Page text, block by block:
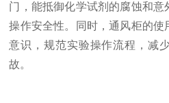
门，能抵御化学试剂的腐蚀和
操作安全性。同时，通风柜的
意识，规范实验操作流程，减
故。